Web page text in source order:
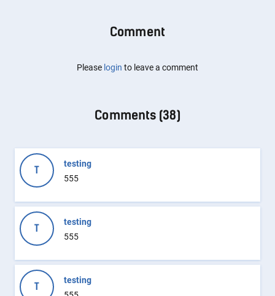
Comment
Please login to leave a comment
Comments (38)
T
testing
555
T
testing
555
T
testing